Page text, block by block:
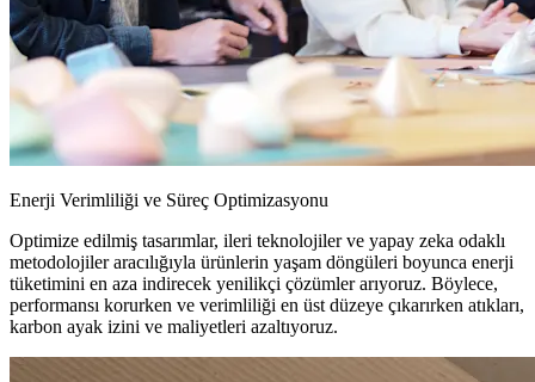
Enerji Verimliliği ve Süreç Optimizasyonu
Optimize edilmiş tasarımlar, ileri teknolojiler ve yapay zeka odaklı
metodolojiler aracılığıyla ürünlerin yaşam döngüleri boyunca enerji
tüketimini en aza indirecek yenilikçi çözümler arıyoruz. Böylece,
performansı korurken ve verimliliği en üst düzeye çıkarırken atıkları,
karbon ayak izini ve maliyetleri azaltıyoruz.